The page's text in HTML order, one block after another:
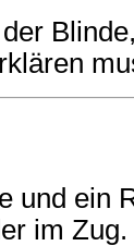
und ein
im